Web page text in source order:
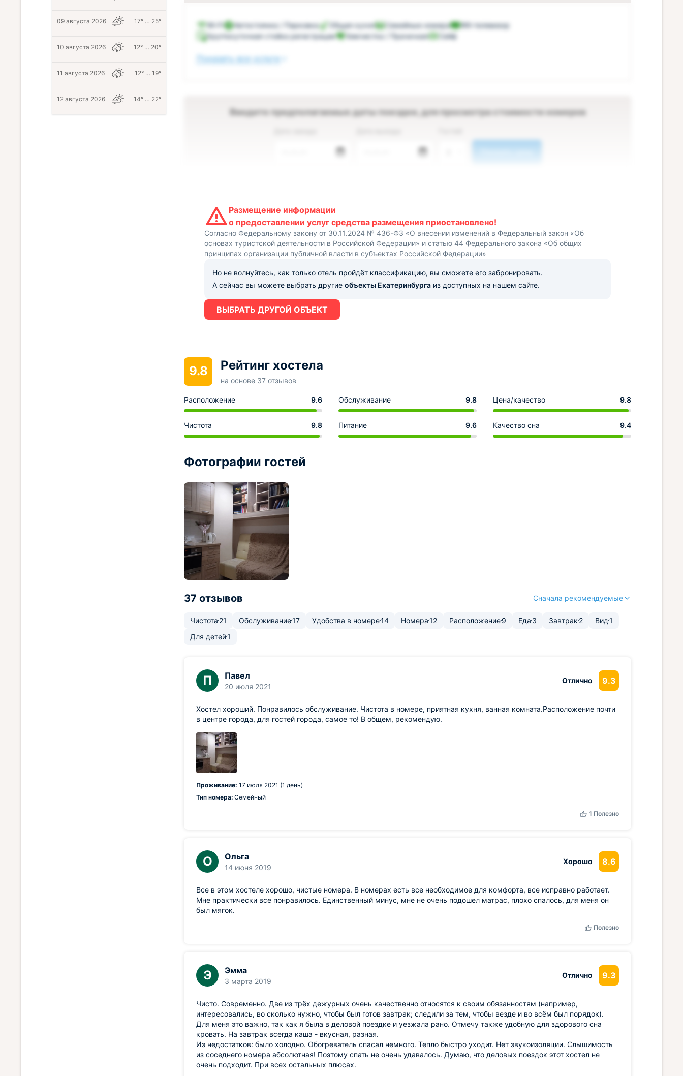
Wi-Fi Автостоянка / Парковка Общая кухня Семейные номера
ЖК-телевизор
Круглосуточная стойка регистрации
Химчистка / Прачечная Сейф
Показать все услуги
Введите предполагаемые даты поездки, для просмотра стоимости номеров
Размещение информации
о предоставлении услуг средства размещения приостановлено!
Согласно Федеральному закону от 30.11.2024 № 436-ФЗ «О внесении изменений в Федеральный закон «Об
основах туристской деятельности в Российской Федерации» и статью 44 Федерального закона «Об общих
принципах организации публичной власти в субъектах Российской Федерации»
Но не волнуйтесь, как только отель пройдёт классификацию, вы сможете его забронировать.
А сейчас вы можете выбрать другие объекты Екатеринбурга из доступных на нашем сайте.
ВЫБРАТЬ ДРУГОЙ ОБЪЕКТ
9.8 Рейтинг хостела
на основе 37 отзывов
Расположение 9.6 Обслуживание 9.8 Цена/качество 9.8
Чистота 9.8 Питание 9.6 Качество сна 9.4
Фотографии гостей
37 отзывов Сначала рекомендуемые
Чистота 21 Обслуживание17 Удобства в номере14 Номера12 Расположение9 Еда 3 Завтрак 2 Вид1
Для детей1
П Павел
20 июля 2021
Отлично 9.3
Хостел хороший. Понравилось обслуживание. Чистота в номере, приятная кухня, ванная комната.Расположение почти
в центре города, для гостей города, самое то! В общем, рекомендую.
Проживание: 17 июля 2021 (1 день)
Тип номера: Семейный
1 Полезно
О Ольга
14 июня 2019
Хорошо 8.6
Все в этом хостеле хорошо, чистые номера. В номерах есть все необходимое для комфорта, все исправно работает.
Мне практически все понравилось. Единственный минус, мне не очень подошел матрас, плохо спалось, для меня он
был мягок.
Полезно
Э Эмма
3 марта 2019
Отлично 9.3
Чисто. Современно. Две из трёх дежурных очень качественно относятся к своим обязанностям (например,
интересовались, во сколько нужно, чтобы был готов завтрак; следили за тем, чтобы везде и во всём был порядок).
Для меня это важно, так как я была в деловой поездке и уезжала рано. Отмечу также удобную для здорового сна
кровать. На завтрак всегда каша - вкусная, разная.
Из недостатков: было холодно. Обогреватель спасал немного. Тепло быстро уходит. Нет звукоизоляции. Слышимость
из соседнего номера абсолютная! Поэтому спать не очень удавалось. Думаю, что деловых поездок этот хостел не
очень подходит. При всех остальных плюсах.
09 августа 2026 17° … 25°
10 августа 2026 12° … 20°
11 августа 2026 12° … 19°
12 августа 2026 14° … 22°